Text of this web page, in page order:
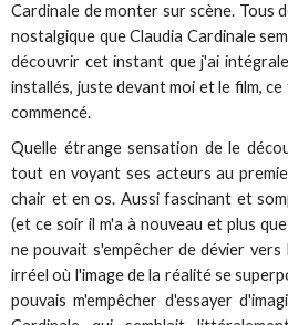
Cardinale de monter sur scène. Tous
nostalgique que Claudia Cardinale
découvrir cet instant que j'ai
installés, juste devant moi et le film,
commencé.
Quelle étrange sensation de le
tout en voyant ses acteurs au
chair et en os. Aussi fascinant et
(et ce soir il m'a à nouveau et plus
ne pouvait s'empêcher de dévier
irréel où l'image de la réalité se
pouvais m'empêcher d'essayer